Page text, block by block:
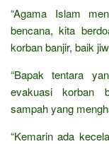
“Agama Islam
bencana, kita
korban banjir, baik
“Bapak tentara
evakuasi korban
sampah yang
“Kemarin ada